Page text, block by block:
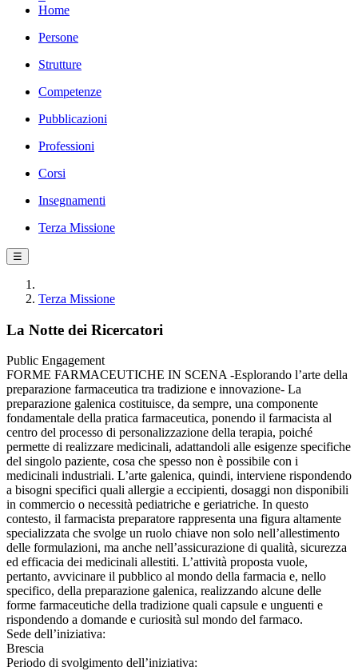
Home
Persone
Strutture
Competenze
Pubblicazioni
Professioni
Corsi
Insegnamenti
Terza Missione
☰
Terza Missione
La Notte dei Ricercatori
Public Engagement
FORME FARMACEUTICHE IN SCENA -Esplorando l’arte della
preparazione farmaceutica tra tradizione e innovazione- La
preparazione galenica costituisce, da sempre, una componente
fondamentale della pratica farmaceutica, ponendo il farmacista al
centro del processo di personalizzazione della terapia, poiché
permette di realizzare medicinali, adattandoli alle esigenze specifiche
del singolo paziente, cosa che spesso non è possibile con i
medicinali industriali. L’arte galenica, quindi, interviene rispondendo
a bisogni specifici quali allergie a eccipienti, dosaggi non disponibili
in commercio o necessità pediatriche e geriatriche. In questo
contesto, il farmacista preparatore rappresenta una figura altamente
specializzata che svolge un ruolo chiave non solo nell’allestimento
delle formulazioni, ma anche nell’assicurazione di qualità, sicurezza
ed efficacia dei medicinali allestiti. L’attività proposta vuole,
pertanto, avvicinare il pubblico al mondo della farmacia e, nello
specifico, della preparazione galenica, realizzando alcune delle
forme farmaceutiche della tradizione quali capsule e unguenti e
rispondendo a domande e curiosità sul mondo del farmaco.
Sede dell’iniziativa:
Brescia
Periodo di svolgimento dell’iniziativa: